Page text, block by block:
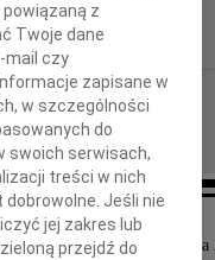
Zmarłego w dniu 18 stycznia
powiązaną z
Twoje dane
mail czy
zapisane w
w szczególności
do
swoich serwisach,
treści w nich
Jeśli nie
jej zakres lub
przejdź do